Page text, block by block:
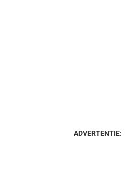
ADVERTENTIE: